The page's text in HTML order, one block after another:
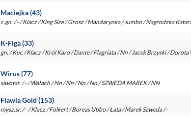
Maciejka (43)
c.gn. / - / Klacz / King Size / Grosz / Mandarynka / Jumbo / Nagrodzka
K-Figa (33)
gn. / Kuc / Klacz / Król Karo / Dante / Flagriata / Nn / Jacek Brzyski / Dorota
Wirus (77)
siwotar. / - / Wałach / Nn / Nn / Nn / Nn / SZWEDA MAREK / NN
Flawia Gold (153)
mysz.sr. / - / Klacz / Folkert / Boreas Ubbo / Łata / Marek Szweda / -